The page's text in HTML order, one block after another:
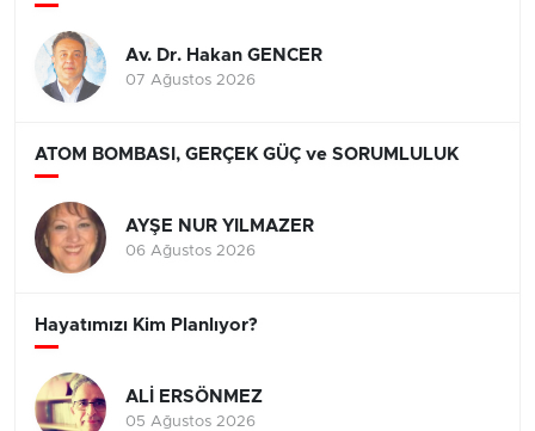
Av. Dr. Hakan GENCER
07 Ağustos 2026
ATOM BOMBASI, GERÇEK GÜÇ ve SORUMLULUK
AYŞE NUR YILMAZER
06 Ağustos 2026
Hayatımızı Kim Planlıyor?
ALİ ERSÖNMEZ
05 Ağustos 2026